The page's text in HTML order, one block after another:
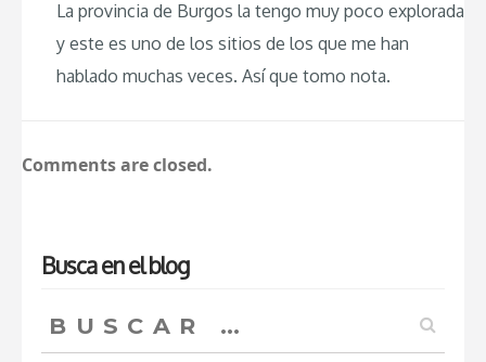
La provincia de Burgos la tengo muy poco explorada
y este es uno de los sitios de los que me han
hablado muchas veces. Así que tomo nota.
Comments are closed.
Busca en el blog
Buscar: